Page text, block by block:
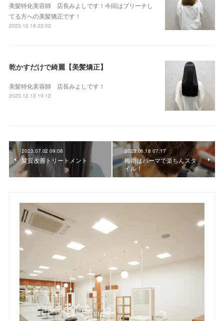
美髪特化美容師 店長みよしです！今回はブリーチし
てる方への美髪矯正です！
2023.12.18 22:02
乾かすだけで綺麗【美髪矯正】
美髪特化美容師 店長みよしです！
2023.12.13 10:12
2023.07.02 09:08
髪質改善トリートメント
2023.06.18 07:17
梅雨はパーマで楽ちんスタ
イル！